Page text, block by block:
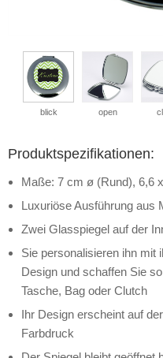
blick open
Produktspezifikationen:
Maße: 7 cm ø (Rund), 6,6
Luxuriöse Ausführung aus
Zwei Glasspiegel auf der
Sie personalisieren ihn mit
Design und schaffen Sie
Tasche, Bag oder Clutch
Ihr Design erscheint auf
Farbdruck